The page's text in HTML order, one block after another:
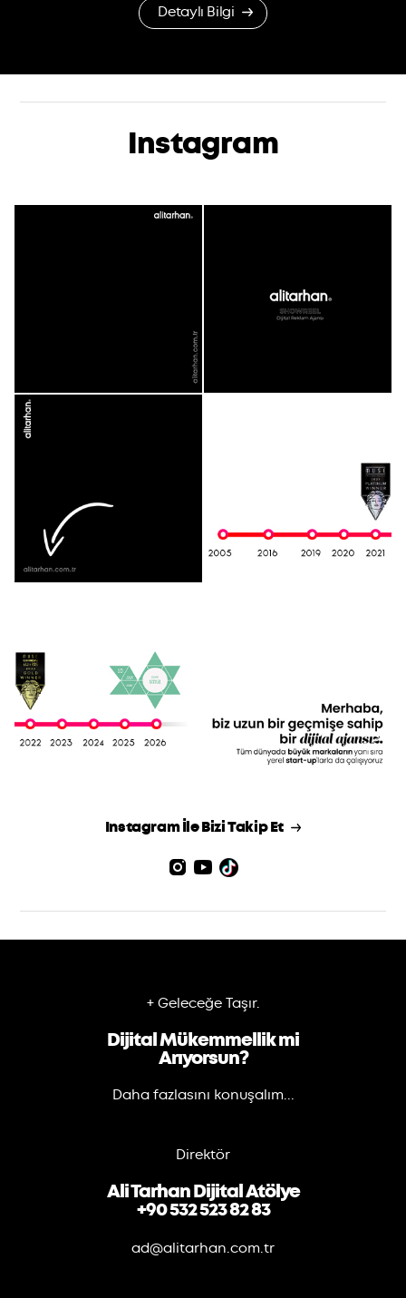
Detaylı Bilgi
Instagram
Instagram İle Bizi Takip Et
+ Geleceğe Taşır.
Dijital Mükemmellik mi
Arıyorsun?
Daha fazlasını konuşalım...
Direktör
Ali Tarhan Dijital Atölye
+90 532 523 82 83
ad@alitarhan.com.tr